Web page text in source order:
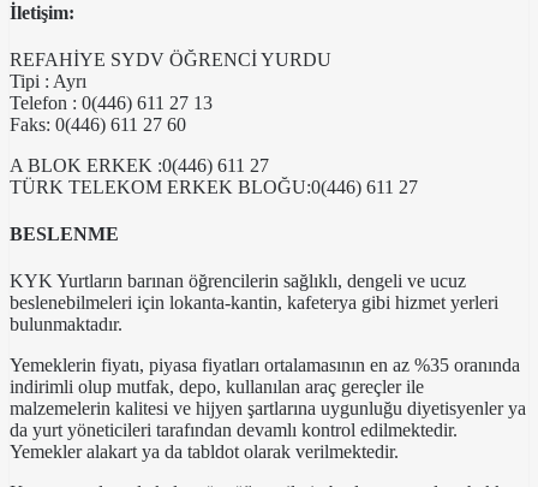
İletişim:
REFAHİYE SYDV ÖĞRENCİ YURDU
Tipi : Ayrı
Telefon : 0(446) 611 27 13
Faks: 0(446) 611 27 60
A BLOK ERKEK :0(446) 611 27
TÜRK TELEKOM ERKEK BLOĞU:0(446) 611 27
BESLENME
KYK Yurtların barınan öğrencilerin sağlıklı, dengeli ve ucuz
beslenebilmeleri için lokanta-kantin, kafeterya gibi hizmet yerleri
bulunmaktadır.
Yemeklerin fiyatı, piyasa fiyatları ortalamasının en az %35 oranında
indirimli olup mutfak, depo, kullanılan araç gereçler ile
malzemelerin kalitesi ve hijyen şartlarına uygunluğu diyetisyenler ya
da yurt yöneticileri tarafından devamlı kontrol edilmektedir.
Yemekler alakart ya da tabldot olarak verilmektedir.